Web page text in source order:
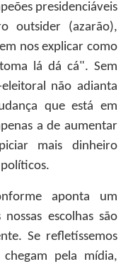
presidenciáveis
outsider (azarão),
nos explicar como
lá dá cá". Sem
não adianta
que está em
a de aumentar
mais dinheiro
aponta um
escolhas são
Se refletíssemos
pela mídia,